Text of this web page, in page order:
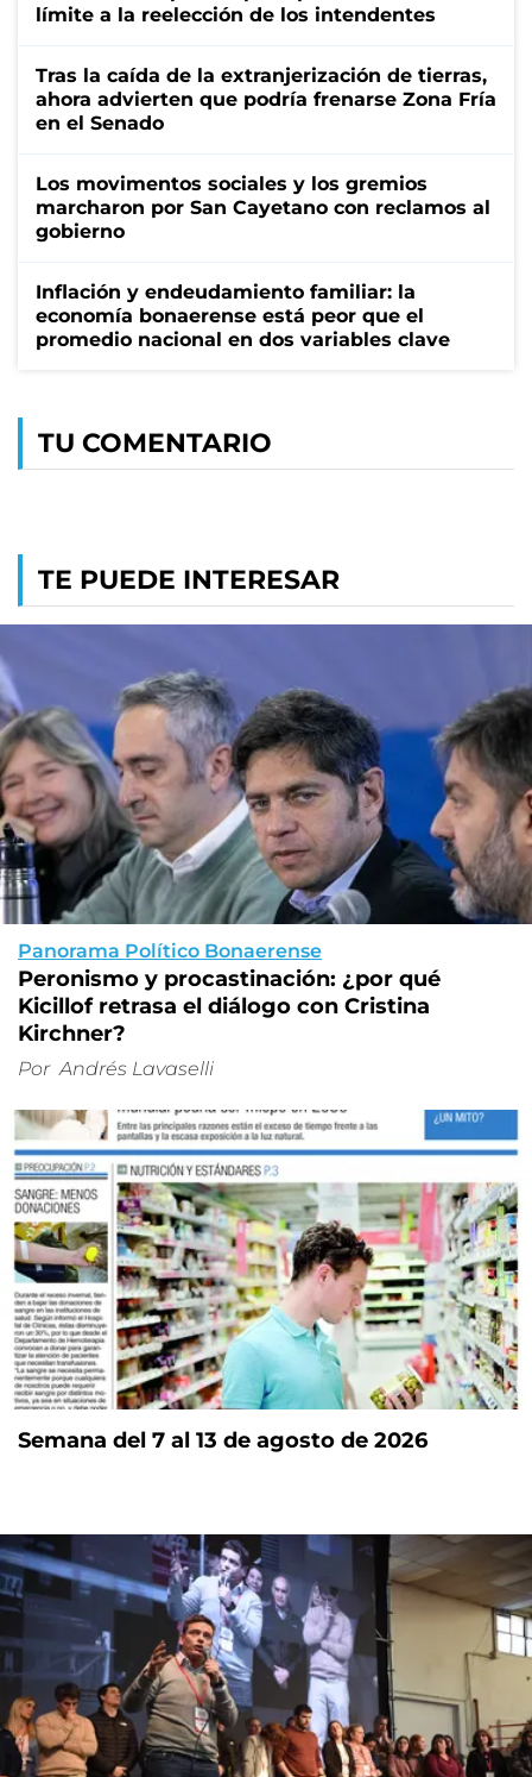
límite a la reelección de los intendentes
Tras la caída de la extranjerización de tierras,
ahora advierten que podría frenarse Zona Fría
en el Senado
Los movimentos sociales y los gremios
marcharon por San Cayetano con reclamos al
gobierno
Inflación y endeudamiento familiar: la
economía bonaerense está peor que el
promedio nacional en dos variables clave
TU COMENTARIO
TE PUEDE INTERESAR
Panorama Político Bonaerense
Peronismo y procastinación: ¿por qué
Kicillof retrasa el diálogo con Cristina
Kirchner?
Por Andrés Lavaselli
Semana del 7 al 13 de agosto de 2026